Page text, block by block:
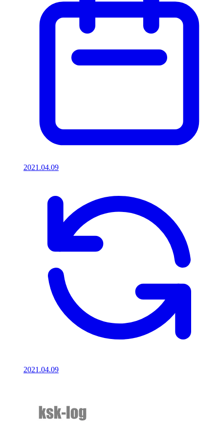
2021.04.09
2021.04.09